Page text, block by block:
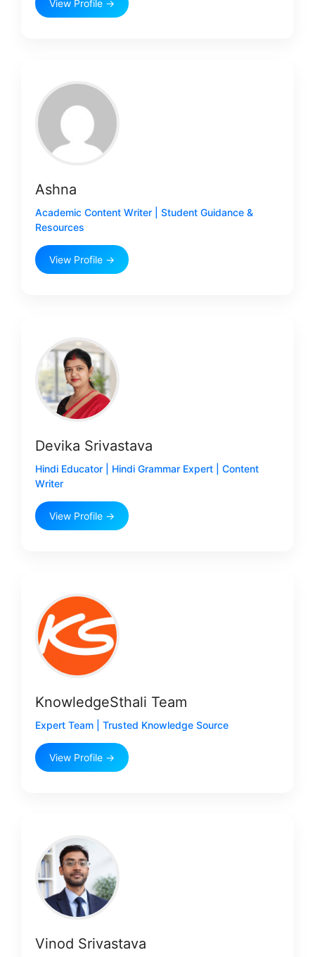
View Profile →
Ashna
Academic Content Writer | Student Guidance &
Resources
View Profile →
Devika Srivastava
Hindi Educator | Hindi Grammar Expert | Content
Writer
View Profile →
KnowledgeSthali Team
Expert Team | Trusted Knowledge Source
View Profile →
Vinod Srivastava